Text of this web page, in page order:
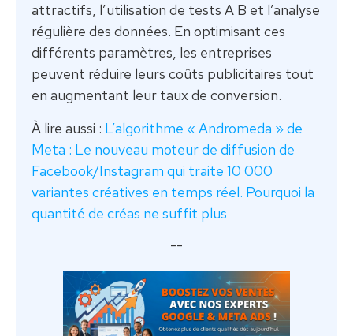
attractifs, l’utilisation de tests A B et l’analyse
régulière des données. En optimisant ces
différents paramètres, les entreprises
peuvent réduire leurs coûts publicitaires tout
en augmentant leur taux de conversion.
À lire aussi : L’algorithme « Andromeda » de
Meta : Le nouveau moteur de diffusion de
Facebook/Instagram qui traite 10 000
variantes créatives en temps réel. Pourquoi la
quantité de créas ne suffit plus
--